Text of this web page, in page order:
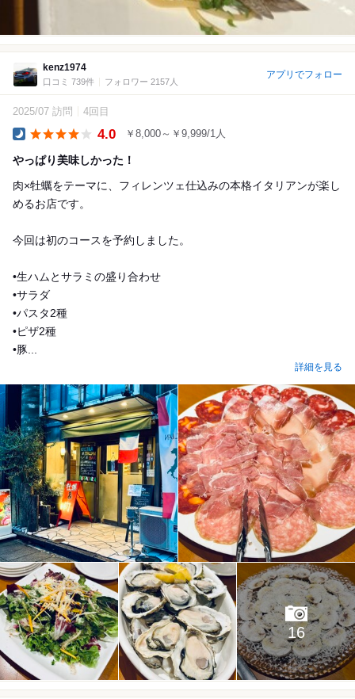
kenz1974
口コミ 739件 フォロワー 2157人
アプリでフォロー
2025/07 訪問 4回目
4.0 ￥8,000～￥9,999/1人
やっぱり美味しかった！
肉×牡蠣をテーマに、フィレンツェ仕込みの本格イタリアンが楽し
めるお店です。
今回は初のコースを予約しました。
•生ハムとサラミの盛り合わせ
•サラダ
•パスタ2種
•ピザ2種
•豚...
詳細を見る
16